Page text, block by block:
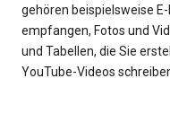
gehören beispielsweise
empfangen, Fotos und
und Tabellen, die Sie
YouTube-Videos